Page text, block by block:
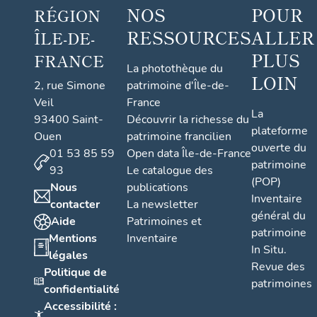
e
l'
p
r
a
t
RÉGION
ÎLE-DE-
FRANCE
2, rue Simone
Veil
93400 Saint-
Ouen
01 53 85 59
93
Nous
contacter
Aide
Mentions
légales
Politique de
confidentialité
Accessibilité :
NOS
RESSOURCES
La photothèque du
patrimoine d'Île-de-
France
Découvrir la richesse du
patrimoine francilien
Open data Île-de-France
Le catalogue des
publications
La newsletter
Patrimoines et
Inventaire
POUR
ALLER
PLUS
LOIN
La
plateforme
ouverte du
patrimoine
(POP)
Inventaire
général du
patrimoine
In Situ.
Revue des
patrimoines